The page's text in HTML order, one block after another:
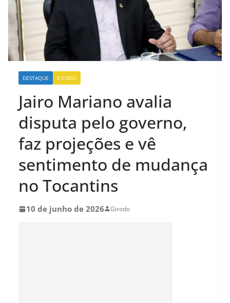
DESTAQUE ESTADO
Jairo Mariano avalia
disputa pelo governo,
faz projeções e vê
sentimento de mudança
no Tocantins
10 de junho de 2026 Girodo